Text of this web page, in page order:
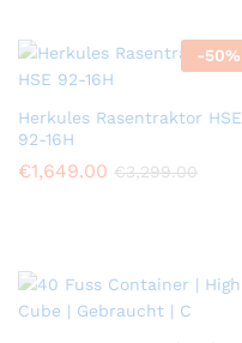
-50%
Herkules Rasentraktor HSE
92-16H
€1,649.00 €3,299.00